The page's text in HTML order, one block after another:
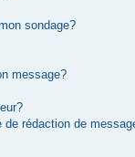
sondage?
message?
de rédaction de